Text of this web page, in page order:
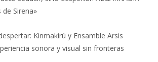
Sirena»
Kinmakirú y Ensamble Arsis
sonora y visual sin fronteras